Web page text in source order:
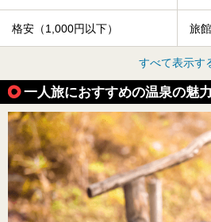
格安（1,000円以下） 旅館
すべて表示す
一人旅におすすめの温泉の魅力